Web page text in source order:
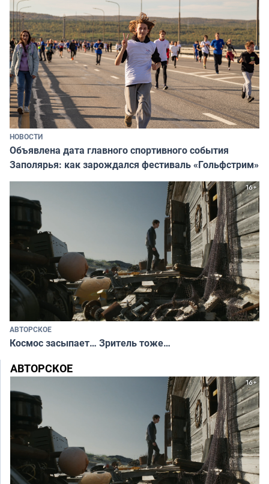
НОВОСТИ
Объявлена дата главного спортивного события
Заполярья: как зарождался фестиваль «Гольфстрим»
АВТОРСКОЕ
Космос засыпает… Зритель тоже…
АВТОРСКОЕ